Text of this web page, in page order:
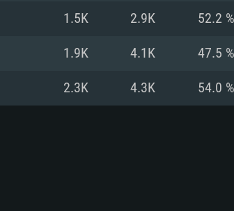
Disque
Disque
haut débit
Disque
1.5K 2.9K 52.2 %
1.9K 4.1K 47.5 %
2.3K 4.3K 54.0 %